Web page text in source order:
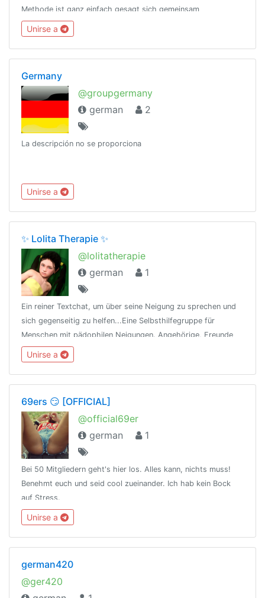
Methode ist ganz einfach gesagt sich gemeinsam
austauschen miteinander reden/schreiben ❤
Unirse a
Germany
@groupgermany
german
2
La descripción no se proporciona
Unirse a
✨ Lolita Therapie ✨
@lolitatherapie
german
1
Ein reiner Textchat, um über seine Neigung zu sprechen und
sich gegenseitig zu helfen...Eine Selbsthilfegruppe für
Menschen mit pädophilen Neigungen. Angehörige, Freunde
u.ä. von Betroffenen sind natürlich auch
willkommen.Chatsprache: deutsch
Unirse a
69ers 😏 [OFFICIAL]
@official69er
german
1
Bei 50 Mitgliedern geht's hier los. Alles kann, nichts muss!
Benehmt euch und seid cool zueinander. Ich hab kein Bock
auf Stress.
Unirse a
german420
@ger420